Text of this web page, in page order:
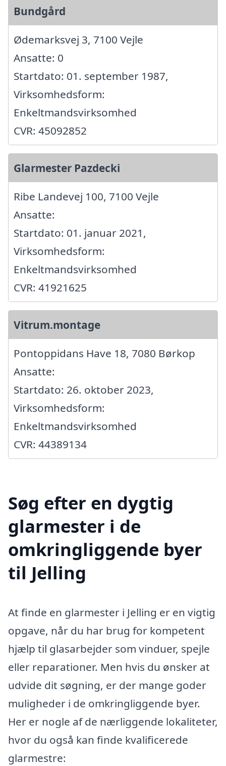
Bundgård
Ødemarksvej 3, 7100 Vejle
Ansatte: 0
Startdato: 01. september 1987,
Virksomhedsform:
Enkeltmandsvirksomhed
CVR: 45092852
Glarmester Pazdecki
Ribe Landevej 100, 7100 Vejle
Ansatte:
Startdato: 01. januar 2021,
Virksomhedsform:
Enkeltmandsvirksomhed
CVR: 41921625
Vitrum.montage
Pontoppidans Have 18, 7080 Børkop
Ansatte:
Startdato: 26. oktober 2023,
Virksomhedsform:
Enkeltmandsvirksomhed
CVR: 44389134
Søg efter en dygtig
glarmester i de
omkringliggende byer
til Jelling
At finde en glarmester i Jelling er en vigtig
opgave, når du har brug for kompetent
hjælp til glasarbejder som vinduer, spejle
eller reparationer. Men hvis du ønsker at
udvide dit søgning, er der mange goder
muligheder i de omkringliggende byer.
Her er nogle af de nærliggende lokaliteter,
hvor du også kan finde kvalificerede
glarmestre: